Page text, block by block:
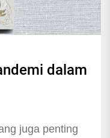
dalam
juga penting